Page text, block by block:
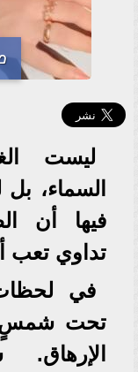
ليست
السماء،
فيها أن
تداوي تعب
في
تحت شمسٍ
الإرهاق.